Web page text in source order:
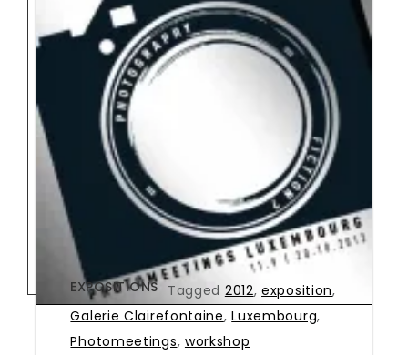
EXPOSITIONS Tagged 2012,exposition,
Galerie Clairefontaine,Luxembourg,
Photomeetings, workshop